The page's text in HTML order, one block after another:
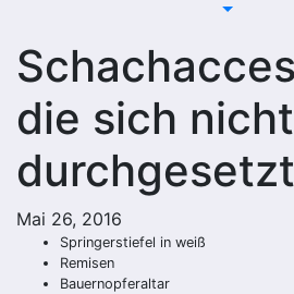
die sich nicht
Mai 26, 2016
Springerstiefel in weiß
Remisen
Bauernopferaltar